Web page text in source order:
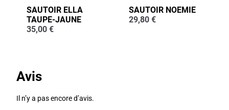
SAUTOIR ELLA
TAUPE-JAUNE
35,00 €
SAUTOIR NOEMIE
29,80 €
Avis
Il n’y a pas encore d’avis.